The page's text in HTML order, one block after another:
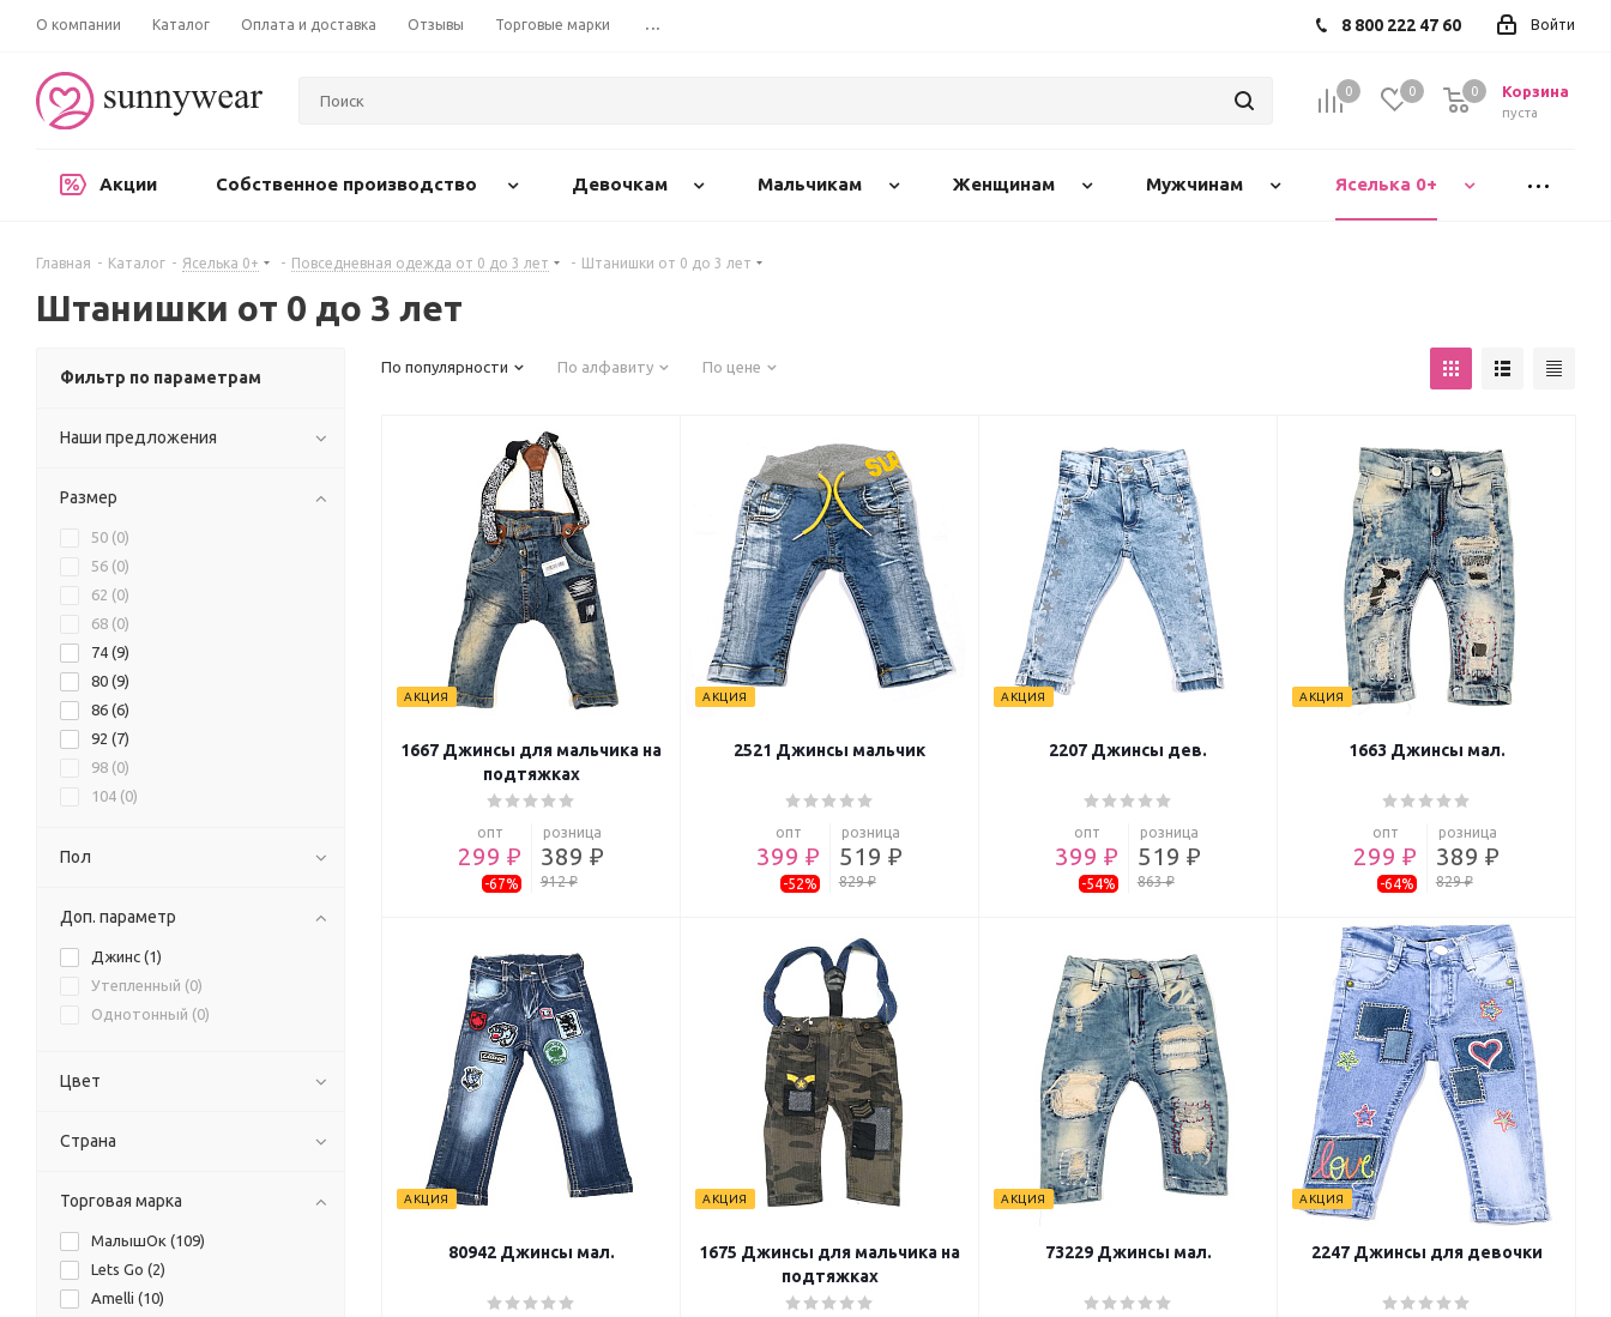
О компании Каталог Оплата и доставка Отзывы Торговые марки ... Войти
8 800 222 47 60
0 0 Корзина
пуста
0
Акции Собственное производство Девочкам Мальчикам Женщинам Мужчинам Яселька 0+
Главная - Каталог - Яселька 0+ - Повседневная одежда от 0 до 3 лет - Штанишки от 0 до 3 лет
Штанишки от 0 до 3 лет
По популярности По алфавиту По цене
АКЦИЯ
1667 Джинсы для мальчика на
подтяжках
опт
299 ₽
-67%
розница
389 ₽
912 ₽
АКЦИЯ
2521 Джинсы мальчик
опт
399 ₽
-52%
розница
519 ₽
829 ₽
АКЦИЯ
2207 Джинсы дев.
опт
399 ₽
-54%
розница
519 ₽
863 ₽
АКЦИЯ
1663 Джинсы мал.
опт
299 ₽
-64%
розница
389 ₽
829 ₽
АКЦИЯ
80942 Джинсы мал.
АКЦИЯ
1675 Джинсы для мальчика на
подтяжках
АКЦИЯ
73229 Джинсы мал.
АКЦИЯ
2247 Джинсы для девочки
Фильтр по параметрам
Наши предложения
Размер
50 (0)
56 (0)
62 (0)
68 (0)
74 (9)
80 (9)
86 (6)
92 (7)
98 (0)
104 (0)
Пол
Доп. параметр
Джинс (1)
Утепленный (0)
Однотонный (0)
Цвет
Страна
Торговая марка
МалышОк (109)
Lets Go (2)
Amelli (10)